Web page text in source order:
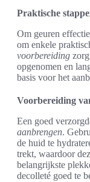
Praktische
Om geuren
om enkele
voorbereiding
opgenomen en
basis voor het
Voorbereiding
Een goed
aanbrengen.
de huid te
trekt, waardoor
belangrijkste
decolleté goed te